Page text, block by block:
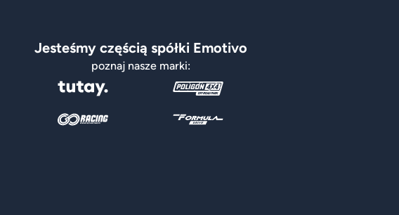
Jesteśmy częścią spółki Emotivo
poznaj nasze marki: